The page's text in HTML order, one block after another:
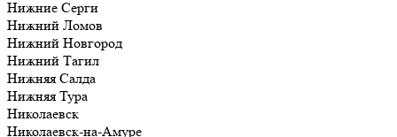
Нижние Серги
Нижний Ломов
Нижний Новгород
Нижний Тагил
Нижняя Салда
Нижняя Тура
Николаевск
Николаевск-на-Амуре